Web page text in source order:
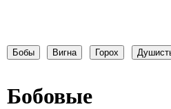
Бобовые